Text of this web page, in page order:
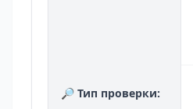
🔎 Тип проверки: